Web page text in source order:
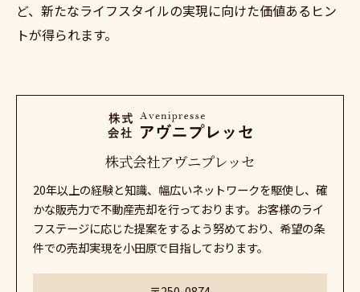
ど、新たなライフスタイルの実現に向けた価値あるヒン
トが得られます。
株式会社アヴニプレッセ
20年以上の経験と知識、幅広いネットワークを駆使し、確
かな販売力で不動産売却を行っております。お客様のライ
フステージに応じた提案をするよう努めており、希望の条
件での売却実現を小田原で目指しております。